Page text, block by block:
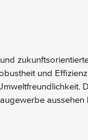
und
aussehen